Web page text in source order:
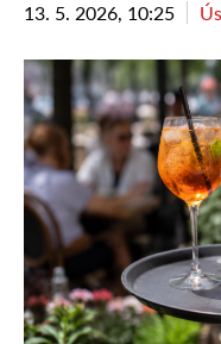
13. 5. 2026, 10:25